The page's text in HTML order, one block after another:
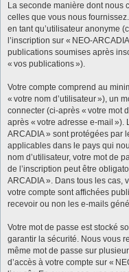
La seconde manière dont nous
celles que vous nous
en tant qu’utilisateur anonyme
l’inscription sur « NEO-
publications soumises après
« vos publications »).
Votre compte comprend au
« votre nom d’utilisateur »), un
connecter (ci-après « votre mot
après « votre adresse e-mail »).
ARCADIA » sont protégées par
applicables dans le pays qui
nom d’utilisateur, votre mot de
de l’inscription peut être
ARCADIA ». Dans tous les cas,
votre compte sont affichées
recevoir ou non les e-mails
Votre mot de passe est stocké
garantir la sécurité. Nous vous
même mot de passe sur
d’accès à votre compte sur «